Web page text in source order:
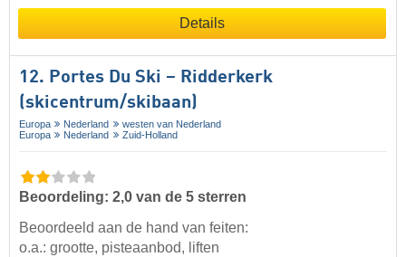
Details
12. Portes Du Ski – Ridderkerk
(skicentrum/skibaan)
Europa Nederland
westen van Nederland
Europa
Nederland Zuid-Holland
Beoordeling: 2,0 van de 5 sterren
Beoordeeld aan de hand van feiten:
o.a.: grootte, pisteaanbod, liften